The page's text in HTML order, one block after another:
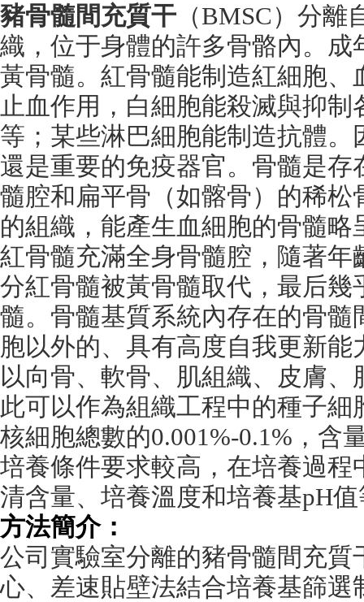
豬骨髓間充質干 （BMSC ）分離
織，位于身體的許多骨骼內。
黃骨髓。紅骨髓能制造紅細胞
止血作用，白細胞能殺滅與抑
等；某些淋巴細胞能制造抗體
還是重要的免疫器官。骨髓是
髓腔和扁平骨（如髂骨）的稀
的組織，能產生血細胞的骨髓
紅骨髓充滿全身骨髓腔，隨著
分紅骨髓被黃骨髓取代，最后
髓。骨髓基質系統內存在的骨
胞以外的、具有高度自我更新
以向骨、軟骨、肌組織、皮膚
此可以作為組織工程中的種子細
核細胞總數的0.001%-0.1% ，含
培養條件要求較高，在培養過
清含量、培養溫度和培養基pH值
方法簡介：
公司實驗室分離的豬骨髓間充
心、差速貼壁法結合培養基篩